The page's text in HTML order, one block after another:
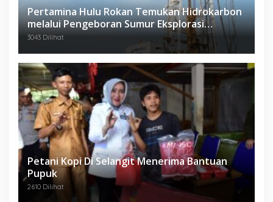
Pertamina Hulu Rokan Temukan Hidrokarbon
melalui Pengeboran Sumur Eksplorasi
Anggrek Violet (AVO)-001
3043 Dilihat
Petani Kopi Di Selangit Menerima Bantuan
Pupuk
2610 Dilihat